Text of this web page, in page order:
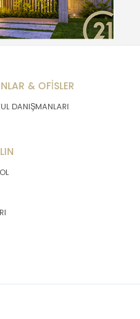
& OFİSLER
DANIŞMANLARI